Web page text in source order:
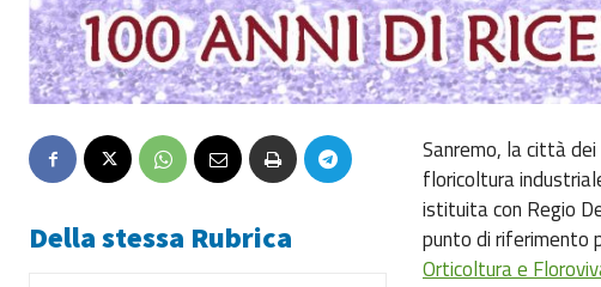
Della stessa Rubrica
Sanremo, la città
floricoltura
istituita con Regio
punto di riferimento
Orticoltura e